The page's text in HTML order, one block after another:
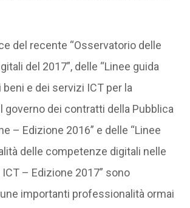
del recente “Osservatorio delle
del 2017”, delle “Linee guida
beni e dei servizi ICT per la
governo dei contratti della Pubblica
– Edizione 2016” e delle “Linee
delle competenze digitali nelle
– Edizione 2017” sono
importanti professionalità ormai